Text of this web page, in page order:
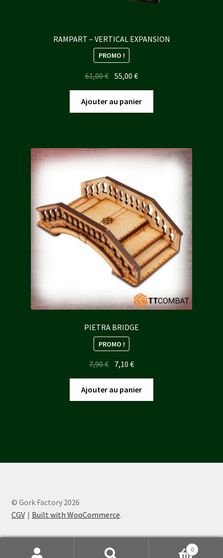
RAMPART – VERTICAL EXPANSION
PROMO !
61,00€ Le
initial
était :
55,00€Le
actuel
est :
Ajouter au panier
PIETRA BRIDGE
PROMO !
7,90€ Le
prix
initial
était :
7,10€Le
prix
actuel
est :
Ajouter au panier
© Gork Factory 2026
CGV
Built with WooCommerce.
0